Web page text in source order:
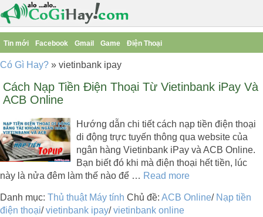
Tin mới Facebook Gmail Game Điện Thoại
Có Gì Hay? » vietinbank ipay
Cách Nạp Tiền Điện Thoại Từ Vietinbank iPay Và
ACB Online
Hướng dẫn chi tiết cách nạp tiền điện thoại
di động trực tuyến thông qua website của
ngân hàng Vietinbank iPay và ACB Online.
Bạn biết đó khi mà điện thoại hết tiền, lúc
này là nửa đêm làm thế nào để … Read more
Danh mục: Thủ thuật Máy tính Chủ đề: ACB Online/ Nạp tiền
điện thoại/vietinbank ipay/vietinbank online